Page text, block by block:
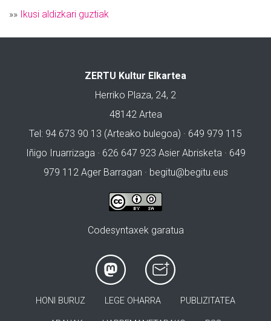
»» Ikusi aldizkari guztiak
ZERTU Kultur Elkartea
Herriko Plaza, 24, 2
48142 Artea
Tel: 94 673 90 13 (Arteako bulegoa) · 649 979 115
Iñigo Iruarrizaga · 626 647 923 Asier Abrisketa · 649
979 112 Ager Barragan · begitu@begitu.eus
Codesyntaxek garatua
HONI BURUZ LEGE OHARRA PUBLIZITATEA